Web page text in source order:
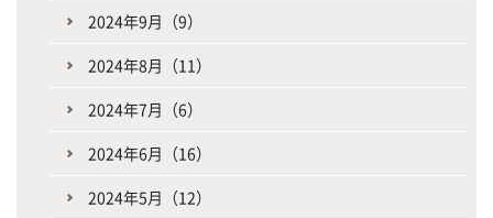
2024年9月（9）
2024年8月（11）
2024年7月（6）
2024年6月（16）
2024年5月（12）